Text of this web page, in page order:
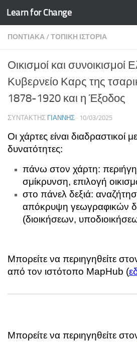
Skip to content
Learn for Change
ΠΟΝΤΙΑΚΆ/ΤΟΠΙΚΉ ΙΣΤΟΡΊΑ
Οικισμοί και συνοικισμοί
Κυβερνείο Καρς της
1878-1920 και η Έξοδος
ΣΥΝΤΆΚΤΗΣ ΓΙΆΝΝΗΣ · 10/03/2025
Οι χάρτες είναι διαδραστικοί
δυνατότητες:
πάνω στον χάρτη:
σμίκρυνση, επιλογή
στο πάνελ δεξιά:
απόκρυψη γεωγραφικών
(διοικήσεων,
Μπορείτε να περιηγηθείτε
από τον ιστότοπο MapHub (
Μπορείτε να περιηγηθείτε